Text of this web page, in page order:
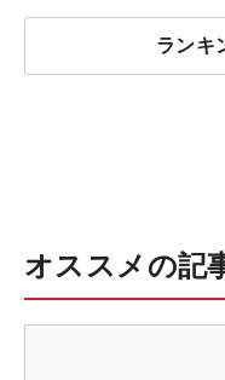
ランキ
オススメの記